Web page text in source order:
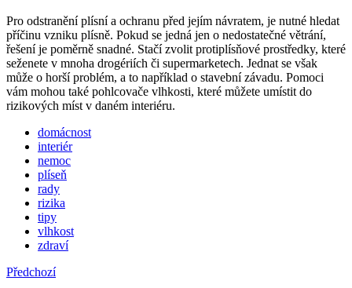
Pro odstranění plísní a ochranu před jejím návratem, je nutné hledat
příčinu vzniku plísně. Pokud se jedná jen o nedostatečné větrání,
řešení je poměrně snadné. Stačí zvolit protiplísňové prostředky, které
seženete v mnoha drogériích či supermarketech. Jednat se však
může o horší problém, a to například o stavební závadu. Pomoci
vám mohou také pohlcovače vlhkosti, které můžete umístit do
rizikových míst v daném interiéru.
domácnost
interiér
nemoc
plíseň
rady
rizika
tipy
vlhkost
zdraví
Předchozí